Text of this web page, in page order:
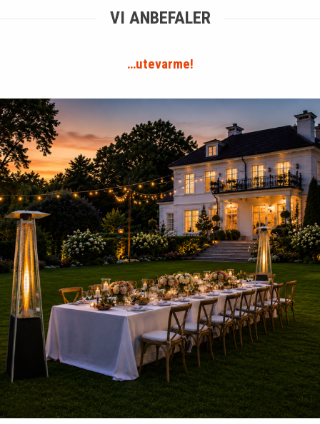
VI ANBEFALER
…utevarme!